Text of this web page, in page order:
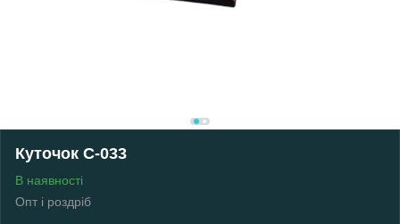
Куточок С-033
В наявності
Опт і роздріб